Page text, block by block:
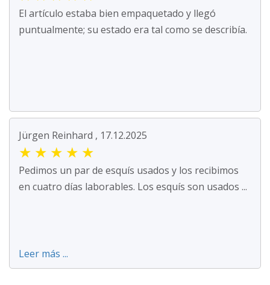
El artículo estaba bien empaquetado y llegó
puntualmente; su estado era tal como se describía.
Jürgen Reinhard , 17.12.2025
★ ★ ★ ★ ★
Pedimos un par de esquís usados y los recibimos
en cuatro días laborables. Los esquís son usados ...
Leer más ...